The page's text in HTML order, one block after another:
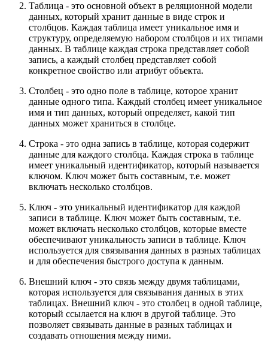
Таблица - это основной объект в реляционной модели
данных, который хранит данные в виде строк и
столбцов. Каждая таблица имеет уникальное имя и
структуру, определяемую набором столбцов и их типами
данных. В таблице каждая строка представляет собой
запись, а каждый столбец представляет собой
конкретное свойство или атрибут объекта.
Столбец - это одно поле в таблице, которое хранит
данные одного типа. Каждый столбец имеет уникальное
имя и тип данных, который определяет, какой тип
данных может храниться в столбце.
Строка - это одна запись в таблице, которая содержит
данные для каждого столбца. Каждая строка в таблице
имеет уникальный идентификатор, который называется
ключом. Ключ может быть составным, т.е. может
включать несколько столбцов.
Ключ - это уникальный идентификатор для каждой
записи в таблице. Ключ может быть составным, т.е.
может включать несколько столбцов, которые вместе
обеспечивают уникальность записи в таблице. Ключ
используется для связывания данных в разных таблицах
и для обеспечения быстрого доступа к данным.
Внешний ключ - это связь между двумя таблицами,
которая используется для связывания данных в этих
таблицах. Внешний ключ - это столбец в одной таблице,
который ссылается на ключ в другой таблице. Это
позволяет связывать данные в разных таблицах и
создавать отношения между ними.